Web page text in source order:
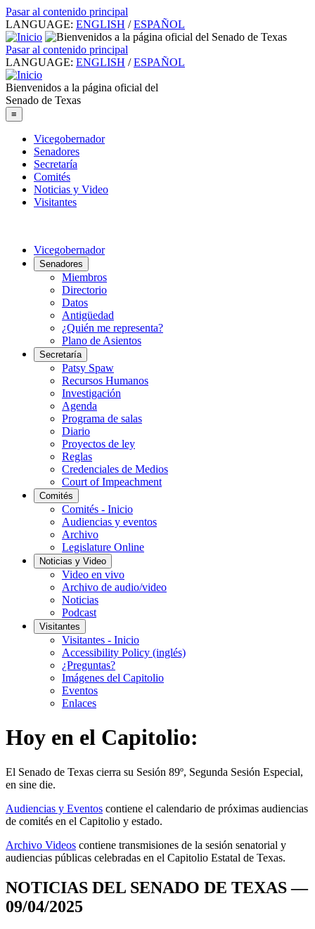
Pasar al contenido principal
LANGUAGE: ENGLISH / ESPAÑOL
Pasar al contenido principal
LANGUAGE: ENGLISH / ESPAÑOL
Bienvenidos a la página oficial del
Senado de Texas
≡
Vicegobernador
Senadores
Secretaría
Comités
Noticias y Video
Visitantes
Vicegobernador
Senadores
Miembros
Directorio
Datos
Antigüedad
¿Quién me representa?
Plano de Asientos
Secretaría
Patsy Spaw
Recursos Humanos
Investigación
Agenda
Programa de salas
Diario
Proyectos de ley
Reglas
Credenciales de Medios
Court of Impeachment
Comités
Comités - Inicio
Audiencias y eventos
Archivo
Legislature Online
Noticias y Video
Video en vivo
Archivo de audio/video
Noticias
Podcast
Visitantes
Visitantes - Inicio
Accessibility Policy (inglés)
¿Preguntas?
Imágenes del Capitolio
Eventos
Enlaces
Hoy en el Capitolio:
El Senado de Texas cierra su Sesión 89º, Segunda Sesión Especial,
en sine die.
Audiencias y Eventos contiene el calendario de próximas audiencias
de comités en el Capitolio y estado.
Archivo Videos contiene transmisiones de la sesión senatorial y
audiencias públicas celebradas en el Capitolio Estatal de Texas.
NOTICIAS DEL SENADO DE TEXAS —
09/04/2025